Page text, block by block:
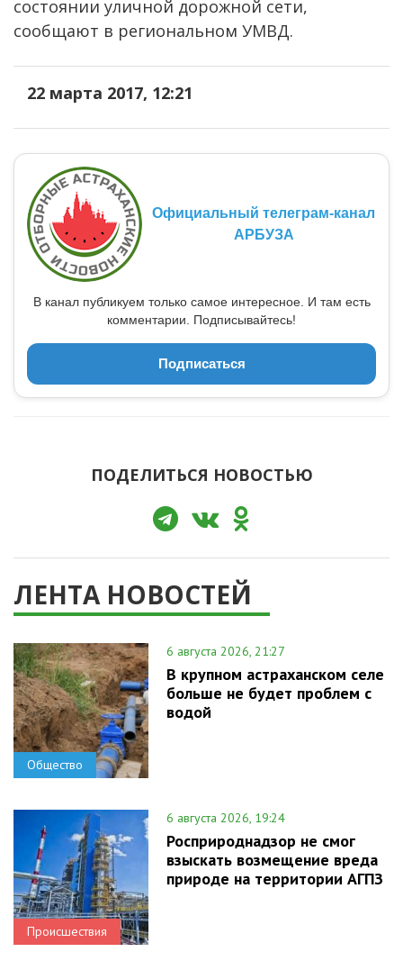
состоянии уличной дорожной сети,
сообщают в региональном УМВД.
22 марта 2017, 12:21
Официальный телеграм-канал
АРБУЗА
В канал публикуем только самое интересное. И там есть
комментарии. Подписывайтесь!
Подписаться
ПОДЕЛИТЬСЯ НОВОСТЬЮ
ЛЕНТА НОВОСТЕЙ
Общество
6 августа 2026, 21:27
В крупном астраханском селе
больше не будет проблем с
водой
Происшествия
6 августа 2026, 19:24
Росприроднадзор не смог
взыскать возмещение вреда
природе на территории АГПЗ